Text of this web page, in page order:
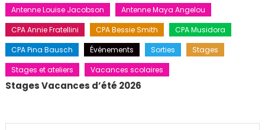
Antenne Louise Jacobson
Antenne Maya Angelou
CPA Annie Fratellini
CPA Bessie Smith
CPA Musidora
CPA Pina Bausch
Événements Sorties
Stages
Stages et ateliers
Vacances scolaires
Stages Vacances d’été 2026